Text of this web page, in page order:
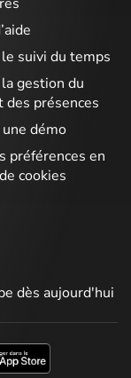
suivi du temps
gestion du
des présences
démo
préférences en
cookies
dès aujourd'hui